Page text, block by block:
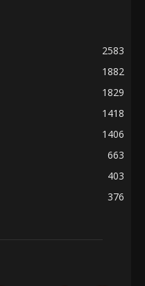
2583
1882
1829
1418
1406
663
403
376